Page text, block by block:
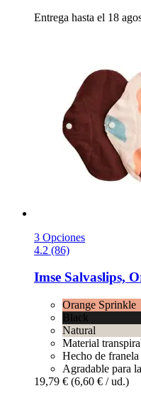
Entrega hasta el 18
3 Opciones
4.2 (86)
Imse Salvaslips,
Orange Sprinkle
Black
Natural
Material
Hecho de
Agradable para
19,79 € (6,60 € / ud.)